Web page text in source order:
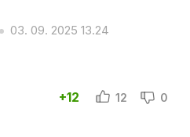
03. 09. 2025 13.24
+12 12 0